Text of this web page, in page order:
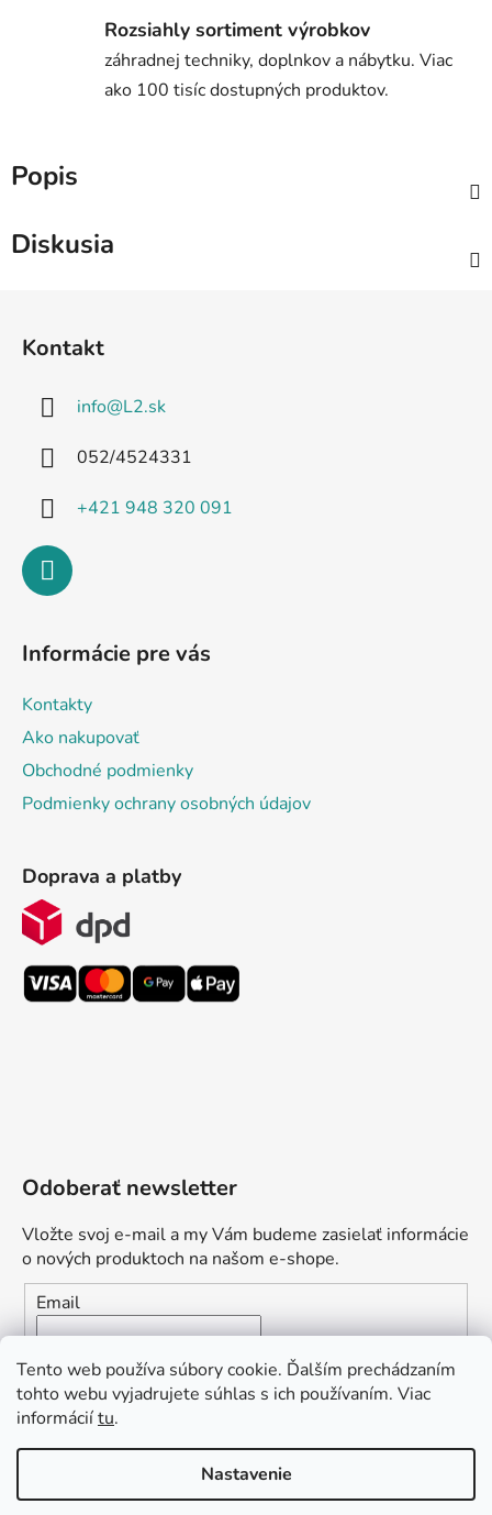
Tento web používa súbory cookie. Ďalším prechádzaním
tohto webu vyjadrujete súhlas s ich používaním. Viac
informáciítu.
Nastavenie
Rozsiahly sortiment výrobkov
záhradnej techniky, doplnkov a nábytku. Viac
ako 100 tisíc dostupných produktov.
Popis
Diskusia
Kontakt
info@L2.sk
052/4524331
+421 948 320 091
Informácie pre vás
Kontakty
Ako nakupovať
Obchodné podmienky
Podmienky ochrany osobných údajov
Doprava a platby
Odoberať newsletter
Vložte svoj e-mail a my Vám budeme zasielať informácie
o nových produktoch na našom e-shope.
Email
Vložením e-mailu súhlasíte s
podmienkami ochrany
osobných údajov
môžem pomôcť?“